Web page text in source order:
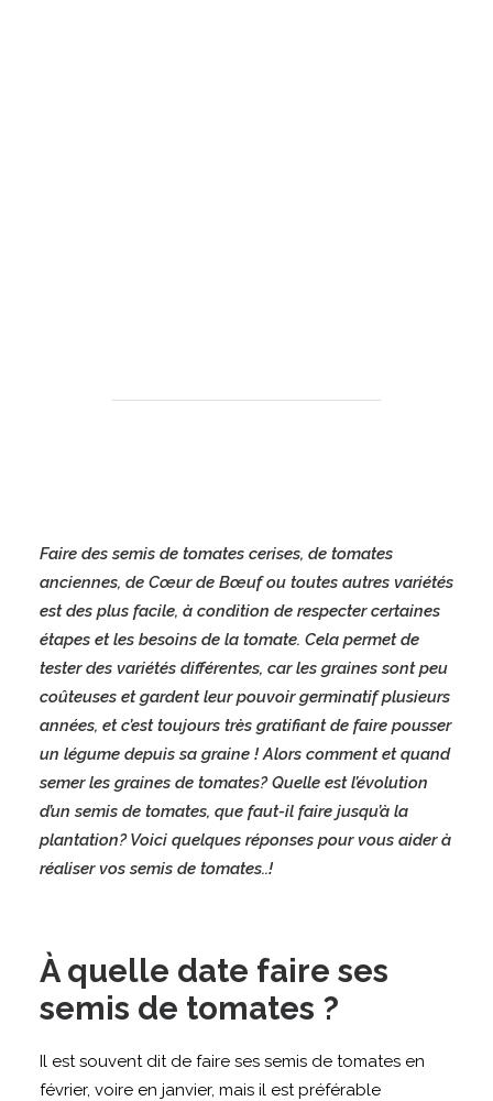
Faire des semis de tomates cerises, de tomates
anciennes, de Cœur de Bœuf ou toutes autres variétés
est des plus facile, à condition de respecter certaines
étapes et les besoins de la tomate. Cela permet de
tester des variétés différentes, car les graines sont peu
coûteuses et gardent leur pouvoir germinatif plusieurs
années, et c’est toujours très gratifiant de faire pousser
un légume depuis sa graine ! Alors comment et quand
semer les graines de tomates? Quelle est l’évolution
d’un semis de tomates, que faut-il faire jusqu’à la
plantation? Voici quelques réponses pour vous aider à
réaliser vos semis de tomates..!
À quelle date faire ses
semis de tomates ?
Il est souvent dit de faire ses semis de tomates en
février, voire en janvier, mais il est préférable